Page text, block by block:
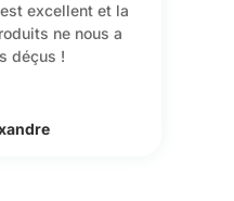
excellent et la
ne nous a
déçus !